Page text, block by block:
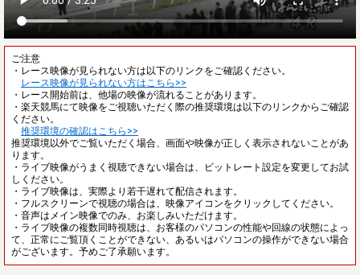
ご注意
・レース映像が見られない方は以下のリンクをご確認ください。
レース映像が見られない方はこちら>>
・レース開始前は、他場の映像が流れることがあります。
・楽天競馬にて映像をご視聴いただく際の推奨環境は以下のリンクからご確認
ください。
推奨環境の確認はこちら>>
推奨環境以外でご覧いただく場合、画面や映像が正しく表示されないことがあ
ります。
・ライブ映像がうまく視聴できない場合は、ビットレート設定を変更してお試
しください。
・ライブ映像は、実際より若干遅れて配信されます。
・フルスクリーンで視聴の場合は、映像アイコンをクリックしてください。
・音声はメイン映像でのみ、お楽しみいただけます。
・ライブ映像の複数同時視聴は、お客様のパソコンの性能や回線の状態によっ
て、正常にご覧頂くことができない、あるいはパソコンの操作ができない場合
がございます。予めご了承願います。